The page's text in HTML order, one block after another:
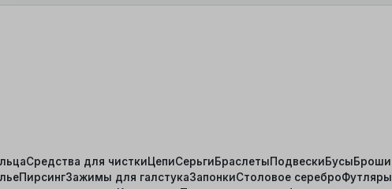
Средства для чисткиЦепиСерьгиБраслетыПодвескиБусыБроши
ПирсингЗажимы для галстукаЗапонкиСтоловое сереброФутляры